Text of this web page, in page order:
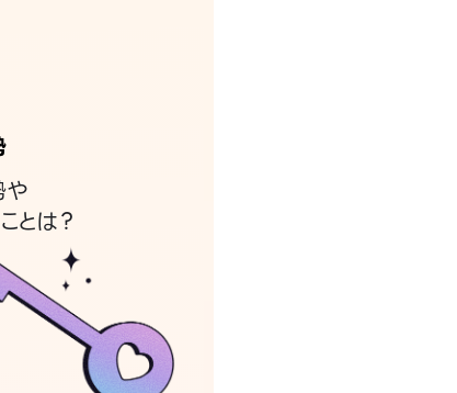
とは？